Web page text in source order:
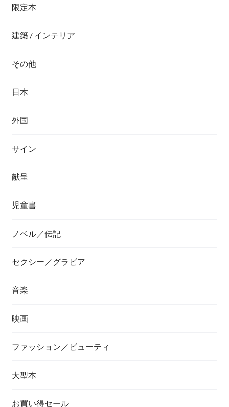
限定本
建築 / インテリア
その他
日本
外国
サイン
献呈
児童書
ノベル／伝記
セクシー／グラビア
音楽
映画
ファッション／ビューティ
大型本
お買い得セール